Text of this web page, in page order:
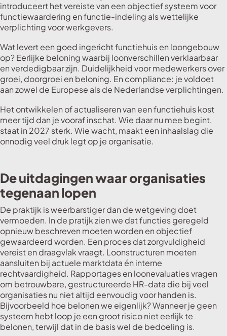
introduceert het vereiste van een objectief systeem voor
functiewaardering en functie-indeling als wettelijke
verplichting voor werkgevers.
Wat levert een goed ingericht functiehuis en loongebouw
op? Eerlijke beloning waarbij loonverschillen verklaarbaar
en verdedigbaar zijn. Duidelijkheid voor medewerkers over
groei, doorgroei en beloning. En compliance: je voldoet
aan zowel de Europese als de Nederlandse verplichtingen.
Het ontwikkelen of actualiseren van een functiehuis kost
meer tijd dan je vooraf inschat. Wie daar nu mee begint,
staat in 2027 sterk. Wie wacht, maakt een inhaalslag die
onnodig veel druk legt op je organisatie.
De uitdagingen waar organisaties
tegenaan lopen
De praktijk is weerbarstiger dan de wetgeving doet
vermoeden. In de pratijk zien we dat functies geregeld
opnieuw beschreven moeten worden en objectief
gewaardeerd worden. Een proces dat zorgvuldigheid
vereist en draagvlak vraagt. Loonstructuren moeten
aansluiten bij actuele marktdata én interne
rechtvaardigheid. Rapportages en loonevaluaties vragen
om betrouwbare, gestructureerde HR-data die bij veel
organisaties nu niet altijd eenvoudig voor handen is.
Bijvoorbeeld hoe belonen we eigenlijk? Wanneer je geen
systeem hebt loop je een groot risico niet eerlijk te
belonen, terwijl dat in de basis wel de bedoeling is.